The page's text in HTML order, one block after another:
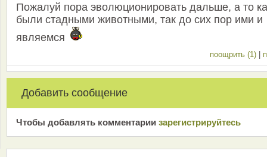
Пожалуй пора эволюционировать дальше, а то
были стадными животными, так до сих пор ими и
являемся
поощрить (1) |
Добавить сообщение
Чтобы добавлять комментарии зарeгиcтрирyйтeсь